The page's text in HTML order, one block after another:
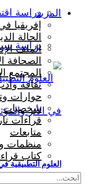
دراسة
دراسة
العلوم التطبيقية
المزيد
إفريقيا
الحالة
الملف
الصحافة
المجتمع
ثقافة
حوارات
شخصيات
قراءات
متابعات
منظمات
كتاب